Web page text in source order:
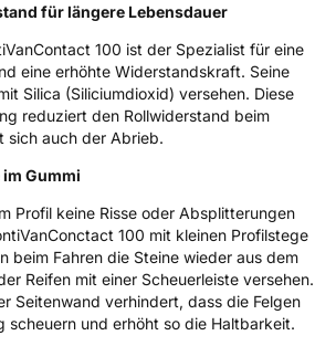
für längere Lebensdauer
100 ist der Spezialist für eine
eine erhöhte Widerstandskraft. Seine
Silica (Siliciumdioxid) versehen. Diese
reduziert den Rollwiderstand beim
sich auch der Abrieb.
Gummi
Profil keine Risse oder Absplitterungen
100 mit kleinen Profilstege
beim Fahren die Steine wieder aus dem
Reifen mit einer Scheuerleiste versehen.
Seitenwand verhindert, dass die Felgen
scheuern und erhöht so die Haltbarkeit.